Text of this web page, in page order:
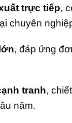
trực tiếp,
chuyên
, đáp ứng
tranh,
năm.